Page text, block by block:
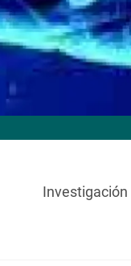
Investigación